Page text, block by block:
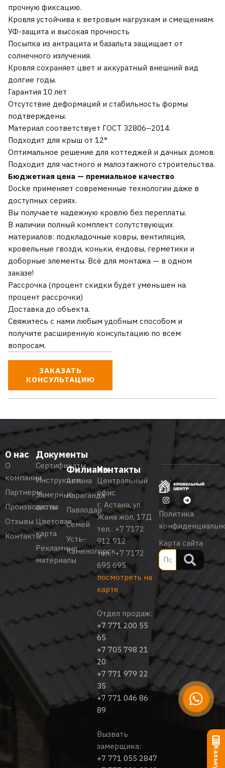
прочную фиксацию.
Кровля устойчива к ветровым нагрузкам и смещениям.
УФ-защита и высокая прочность
Посыпка из антрацита и базальта защищает от
солнечного излучения.
Кровля сохраняет цвет и аккуратный внешний вид
долгие годы.
Гарантия 10 лет
Отсутствие деформаций и стабильность формы
подтверждены.
Материал соответствует ГОСТ 32806–2014.
Подходит для крыш от 12°
Оптимальное решение для коттеджей и дачных домов.
Подходит для частного и малоэтажного строительства.
Бюджетная цена — премиальное качество
Docke применяет современные технологии даже в
доступных сериях.
Вы получаете надежную кровлю без переплаты.
В наличии полный комплект сопутствующих
материалов: подкладочные ковры, вентиляция,
кровельные гвозди, коньки, ендовы, герметики и
доборные элементы. Всё для монтажа — в одном
заказе!
Рассрочка (процент скидки будет уменьшен на
процент рассрочки)
Доставка до объекта.
Свяжитесь с нами любым удобным способом и
получите расширенную консультацию по всем
вопросам.
ЗАКАЗАТЬ
КОНСУЛЬТАЦИЮ
О нас
О
компании
Партнеры
Производство
Отзывы
Контакты
Документы
Сертификаты
Инструкции
Замерные
листы
Цветовая
карта
Рекламные
материалы
Филиалы
Астана
Караганда
Павлодар
Семей
Усть-
Каменогорск
Контакты
Центральный
офис
г. Астана, ул.
Жана жол, 17Д
тел.: +7 7172
912 912
тел.:+7 7172
695 695
посмотреть на
карте
Отдел продаж:
+7 771 200 55
65
+7 705 798 21
20
+7 771 979 22
35
+7 771 046 86
89
Вызвать
замерщика:
+7 771 055 2847
Политика
Карта сайта